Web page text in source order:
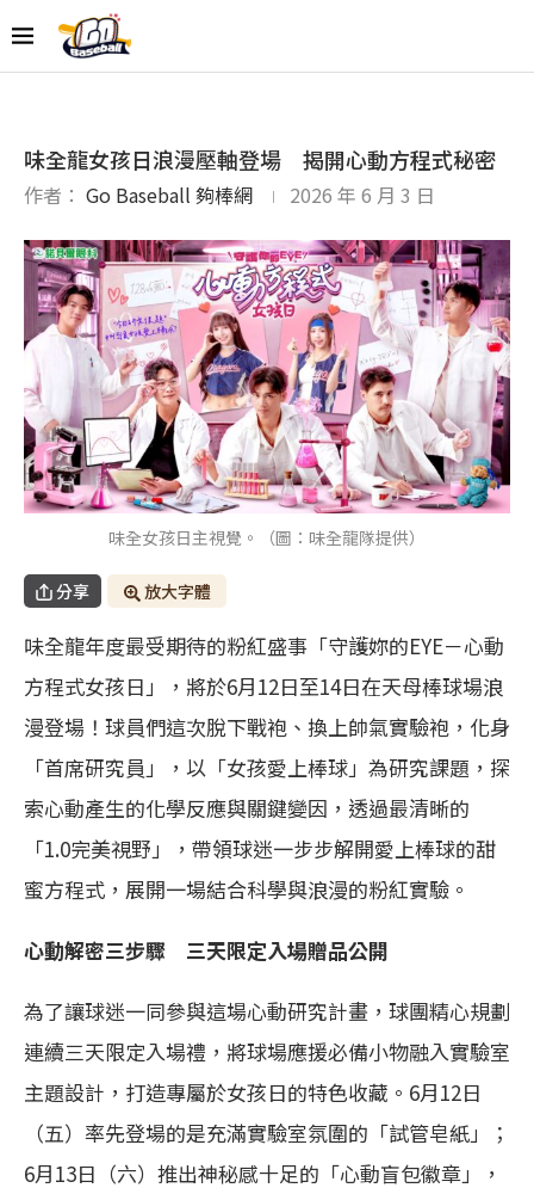
味全龍女孩日浪漫壓軸登場 揭開心動方程式秘密
作者： Go Baseball 夠棒網 2026 年 6 月 3 日
味全女孩日主視覺。（圖：味全龍隊提供）
分享 放大字體
味全龍年度最受期待的粉紅盛事「守護妳的EYE－心動
方程式女孩日」，將於6月12日至14日在天母棒球場浪
漫登場！球員們這次脫下戰袍、換上帥氣實驗袍，化身
「首席研究員」，以「女孩愛上棒球」為研究課題，探
索心動產生的化學反應與關鍵變因，透過最清晰的
「1.0完美視野」，帶領球迷一步步解開愛上棒球的甜
蜜方程式，展開一場結合科學與浪漫的粉紅實驗。
心動解密三步驟 三天限定入場贈品公開
為了讓球迷一同參與這場心動研究計畫，球團精心規劃
連續三天限定入場禮，將球場應援必備小物融入實驗室
主題設計，打造專屬於女孩日的特色收藏。6月12日
（五）率先登場的是充滿實驗室氛圍的「試管皂紙」；
6月13日（六）推出神秘感十足的「心動盲包徽章」，